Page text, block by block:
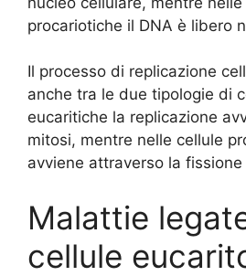
procariotiche il DNA è libero
Il processo di replicazione
anche tra le due tipologie di
eucaritiche la replicazione
mitosi, mentre nelle cellule
avviene attraverso la
Malattie
cellule